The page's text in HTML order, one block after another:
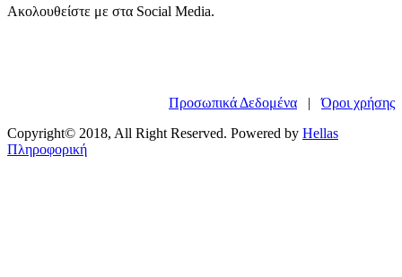
Ακολουθείστε με στα Social Media.
Προσωπικά Δεδομένα |Όροι χρήσης
Copyright© 2018, All Right Reserved. Powered by Hellas
Πληροφορική